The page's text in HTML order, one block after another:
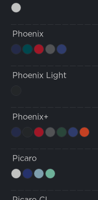
Phoenix
Phoenix Light
Phoenix+
Picaro